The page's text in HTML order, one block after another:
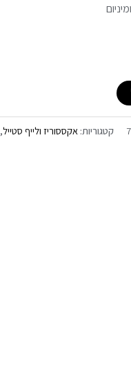
קטגוריות: אקססוריז ולייף סטייל,